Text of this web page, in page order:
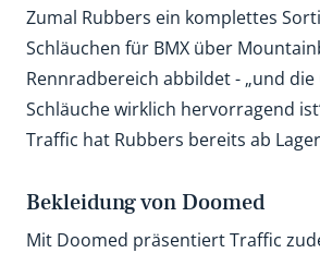
Zumal Rubbers ein komplettes
Schläuchen für BMX über
Rennradbereich abbildet - „und
Schläuche wirklich hervorragend
Traffic hat Rubbers bereits ab
Bekleidung von Doomed
Mit Doomed präsentiert Traffic